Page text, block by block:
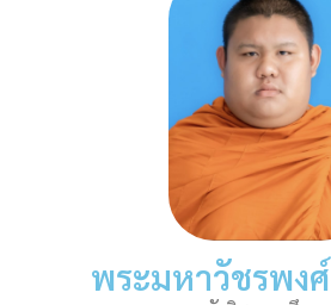
พระมหาวัชรพงศ์